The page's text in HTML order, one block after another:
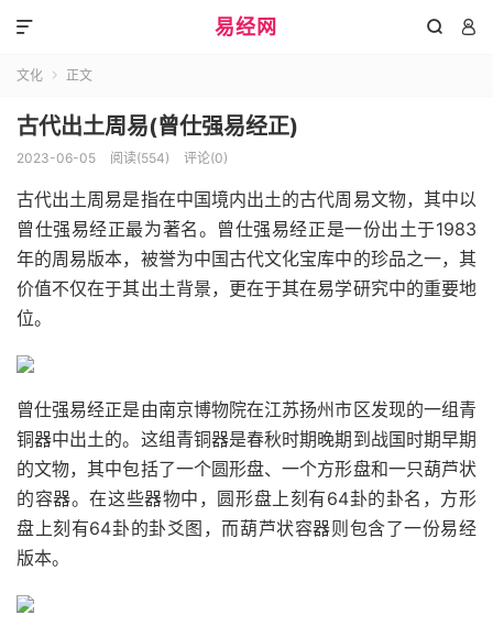
易经网  

文化  正文
古代出土周易(曾仕强易经正)
2023-06-05 阅读(554) 评论(0)
古代出土周易是指在中国境内出土的古代周易文物，其中以
曾仕强易经正最为著名。曾仕强易经正是一份出土于1983
年的周易版本，被誉为中国古代文化宝库中的珍品之一，其
价值不仅在于其出土背景，更在于其在易学研究中的重要地
位。
曾仕强易经正是由南京博物院在江苏扬州市区发现的一组青
铜器中出土的。这组青铜器是春秋时期晚期到战国时期早期
的文物，其中包括了一个圆形盘、一个方形盘和一只葫芦状
的容器。在这些器物中，圆形盘上刻有64卦的卦名，方形
盘上刻有64卦的卦爻图，而葫芦状容器则包含了一份易经
版本。